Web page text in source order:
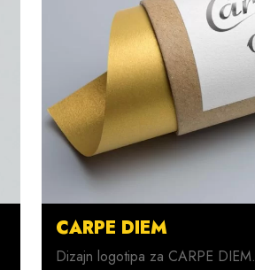
CARPE DIEM
Dizajn logotipa za CARPE DIEM.